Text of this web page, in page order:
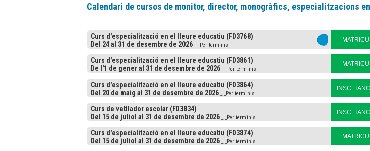
Calendari de cursos de monitor, director, monogràfics, especialitzacions
Curs d'especialització en el lleure educatiu (FD3768)
Del 24 al 31 de desembre de 2026 _ _Per terminis
Curs d'especialització en el lleure educatiu (FD3861)
De l'1 de gener al 31 de desembre de 2026 _ _Per terminis
Curs d'especialització en el lleure educatiu (FD3864)
Del 20 de maig al 31 de desembre de 2026 _ _Per terminis
INSC.
Curs de vetllador escolar (FD3834)
Del 15 de juliol al 31 de desembre de 2026 _ _Per terminis
INSC.
Curs d'especialització en el lleure educatiu (FD3874)
Del 15 de juliol al 31 de desembre de 2026 _ _Per terminis